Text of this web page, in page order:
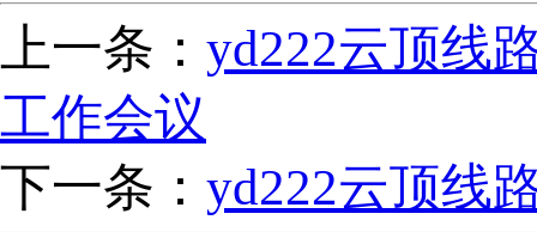
上一条： yd222云顶线
工作会议
下一条： yd222云顶线